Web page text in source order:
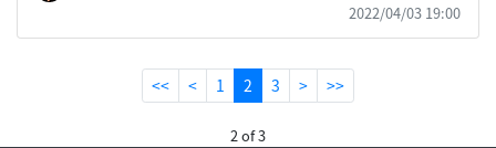
2022/04/03 19:00
<< < 1 2 (current)
3 > >>
2 of 3